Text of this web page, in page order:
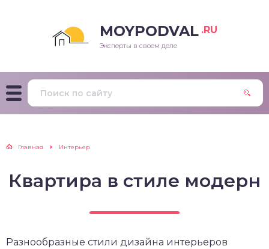
MOYPODVAL .RU
Эксперты в своем деле
Главная Интерьер
Квартира в стиле модерн
Разнообразные стили дизайна интерьеров